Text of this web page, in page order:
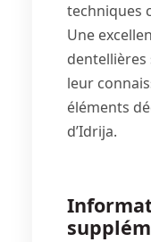
techniques
Une
leur
éléments
d’Idrija.